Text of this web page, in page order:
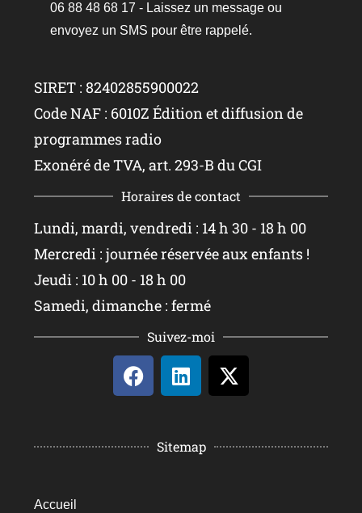
06 88 48 68 17 - Laissez un message ou
envoyez un SMS pour être rappelé.
SIRET : 82402855900022
Code NAF : 6010Z Édition et diffusion de
programmes radio
Exonéré de TVA, art. 293-B du CGI
Horaires de contact
Lundi, mardi, vendredi : 14 h 30 - 18 h 00
Mercredi : journée réservée aux enfants !
Jeudi : 10 h 00 - 18 h 00
Samedi, dimanche : fermé
Suivez-moi
Sitemap
Accueil